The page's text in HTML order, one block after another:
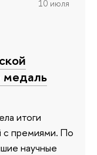
10 июля
медаль
итоги
с премиями. По
научные